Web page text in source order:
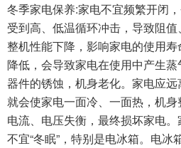
冬季家电保养:家电不宜频繁开闭
受到高、低温循环冲击，导致阻值
整机性能下降，影响家电的使用
降低，会导致家电在使用中产生
器件的锈蚀，机身老化。家电应远
就会使家电一面冷、一面热，机
电流、电压失衡，最终损坏家电
不宜“冬眠”，特别是电冰箱。电